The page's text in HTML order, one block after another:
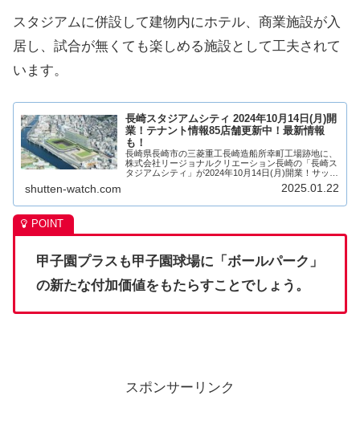
スタジアムに併設して建物内にホテル、商業施設が入
居し、試合が無くても楽しめる施設として工夫されて
います。
長崎スタジアムシティ 2024年10月14日(月)開
業！テナント情報85店舗更新中！最新情報
も！
長崎県長崎市の三菱重工長崎造船所幸町工場跡地に、
株式会社リージョナルクリエーション長崎の「長崎ス
タジアムシティ」が2024年10月14日(月)開業！サッカ
ースタジアム「ピーススタジアム（PEACE
STADIUM）」を中心に、商業施設、ホテ...
shutten-watch.com 2025.01.22
甲子園プラスも甲子園球場に「ボールパーク」
の新たな付加価値をもたらすことでしょう。
スポンサーリンク